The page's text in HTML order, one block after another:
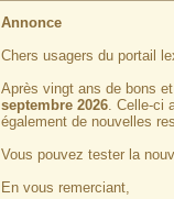
Annonce
Chers usagers du portail
Après vingt ans de bons
septembre 2026. Celle-ci
également de nouvelles
Vous pouvez tester la
En vous remerciant,